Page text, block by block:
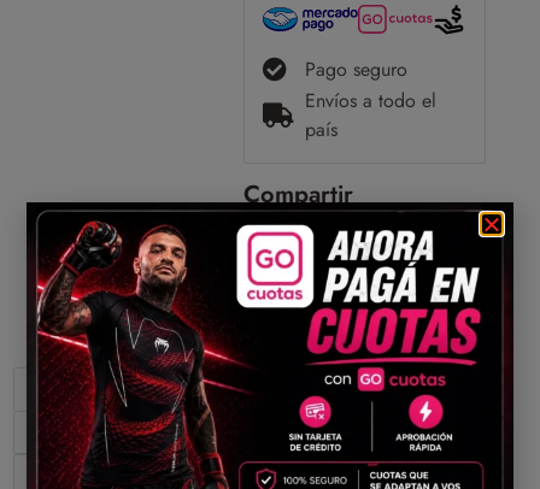
Pago seguro
Envíos a todo el
país
Compartir
Descripción
Información adicional
Valoraciones (0)